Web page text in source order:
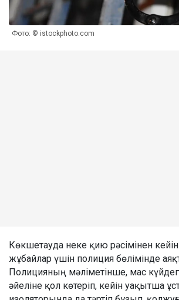
Фото: © istockphoto.com
Көкшетауда неке қию рәсімінен
жұбайлар үшін полиция бөлімінде
Полицияның мәліметінше, мас
әйеліне қол көтеріп, кейін уақытша